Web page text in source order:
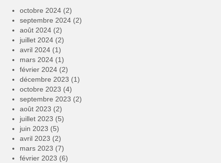
octobre 2024 (2)
septembre 2024 (2)
août 2024 (2)
juillet 2024 (2)
avril 2024 (1)
mars 2024 (1)
février 2024 (2)
décembre 2023 (1)
octobre 2023 (4)
septembre 2023 (2)
août 2023 (2)
juillet 2023 (5)
juin 2023 (5)
avril 2023 (2)
mars 2023 (7)
février 2023 (6)